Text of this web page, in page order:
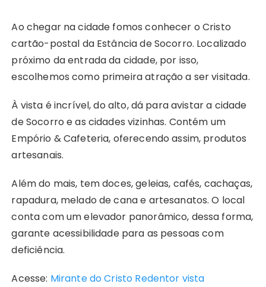
Ao chegar na cidade fomos conhecer o Cristo
cartão-postal da Estância de Socorro. Localizado
próximo da entrada da cidade, por isso,
escolhemos como primeira atração a ser visitada.
À vista é incrível, do alto, dá para avistar a cidade
de Socorro e as cidades vizinhas. Contém um
Empório & Cafeteria, oferecendo assim, produtos
artesanais.
Além do mais, tem doces, geleias, cafés, cachaças,
rapadura, melado de cana e artesanatos. O local
conta com um elevador panorâmico, dessa forma,
garante acessibilidade para as pessoas com
deficiência.
Acesse: Mirante do Cristo Redentor vista